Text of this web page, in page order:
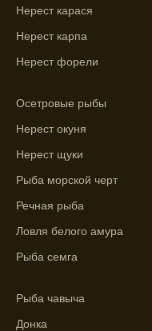
Выберите
ловли в
температуры
Лучше всего
как указывает
рыба.
помощью
Нерест карася
Нерест карпа
Нерест форели
Осетровые рыбы
Нерест окуня
Нерест щуки
Рыба морской черт
Речная рыба
Ловля белого амура
Рыба семга
Рыба чавыча
Донка